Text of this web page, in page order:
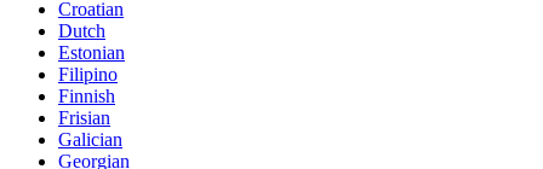
Croatian
Dutch
Estonian
Filipino
Finnish
Frisian
Galician
Georgian